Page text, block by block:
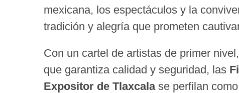
mexicana, los espectáculos y la
tradición y alegría que prometen
Con un cartel de artistas de primer
que garantiza calidad y seguridad, las
Expositor de Tlaxcalase perfilan